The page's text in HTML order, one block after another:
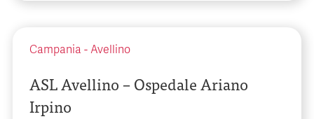
Campania - Avellino
ASL Avellino – Ospedale Ariano
Irpino